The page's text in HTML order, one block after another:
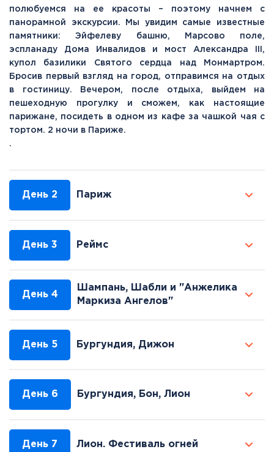
полюбуемся на ее красоты – поэтому начнем с
панорамной экскурсии. Мы увидим самые известные
памятники: Эйфелеву башню, Марсово поле,
эспланаду Дома Инвалидов и мост Александра III,
купол базилики Святого сердца над Монмартром.
Бросив первый взгляд на город, отправимся на отдых
в гостиницу. Вечером, после отдыха, выйдем на
пешеходную прогулку и сможем, как настоящие
парижане, посидеть в одном из кафе за чашкой чая с
тортом. 2 ночи в Париже.
.
День 2 Париж
День 3 Реймс
День 4
Шампань, Шабли и "Анжелика
Маркиза Ангелов"
День 5 Бургундия, Дижон
День 6 Бургундия, Бон, Лион
День 7 Лион. Фестиваль огней